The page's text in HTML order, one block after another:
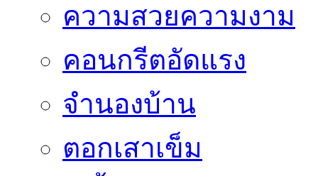
ความสวยความงาม
คอนกรีตอัดแรง
จำนองบ้าน
ตอกเสาเข็ม